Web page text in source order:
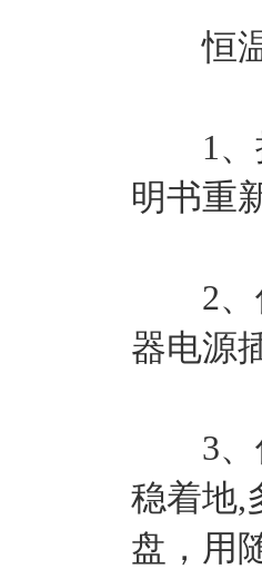
恒温
1、摇
明书重
2、仪
器电源
3、仪
稳着地,
盘，用